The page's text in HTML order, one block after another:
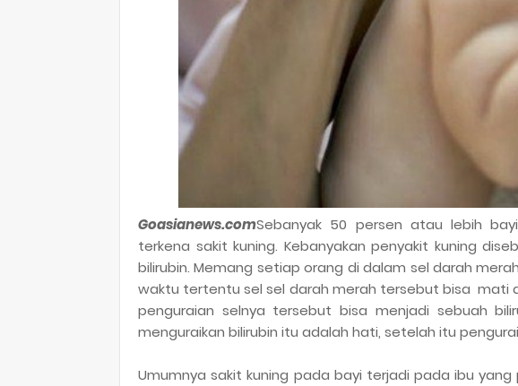
Goasianews.comSebanyak 50 persen atau lebih
terkena sakit kuning. Kebanyakan penyakit kuning
bilirubin. Memang setiap orang di dalam sel darah
waktu tertentu sel sel darah merah tersebut bisa mati
penguraian selnya tersebut bisa menjadi sebuah
menguraikan bilirubin itu adalah hati, setelah itu
Umumnya sakit kuning pada bayi terjadi pada ibu